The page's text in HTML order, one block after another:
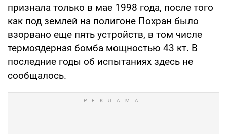
признала только в мае 1998 года, после того
как под землей на полигоне Похран было
взорвано еще пять устройств, в том числе
термоядерная бомба мощностью 43 кт. В
последние годы об испытаниях здесь не
сообщалось.